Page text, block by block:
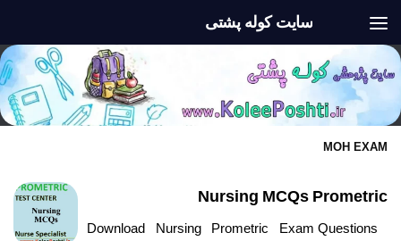
سایت کوله پشتی
MOH EXAM
Nursing MCQs Prometric
Download Nursing Prometric Exam Questions